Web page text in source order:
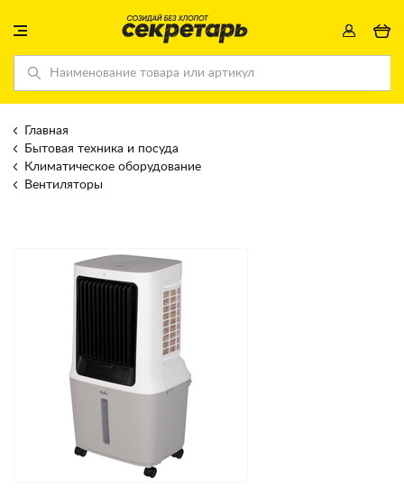
Главная
Бытовая техника и посуда
Климатическое оборудование
Вентиляторы